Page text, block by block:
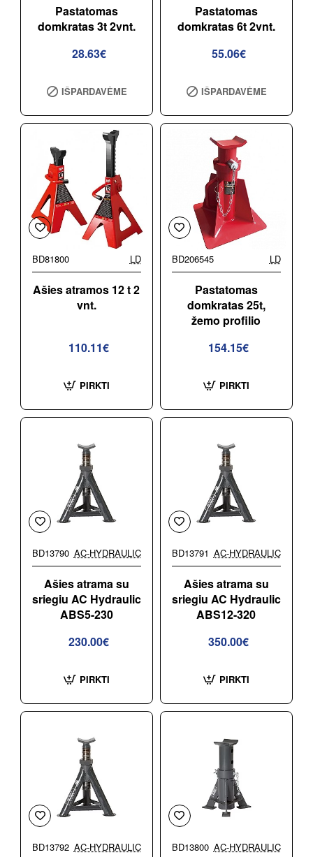
Pastatomas
domkratas 3t 2vnt.
28.63€
IŠPARDAVĖME
Pastatomas
domkratas 6t 2vnt.
55.06€
IŠPARDAVĖME
BD81800 LD
Ašies atramos 12 t 2
vnt.
110.11€
PIRKTI
BD206545 LD
Pastatomas
domkratas 25t,
žemo profilio
154.15€
PIRKTI
BD13790 AC-HYDRAULIC
Ašies atrama su
sriegiu AC Hydraulic
ABS5-230
230.00€
PIRKTI
BD13791 AC-HYDRAULIC
Ašies atrama su
sriegiu AC Hydraulic
ABS12-320
350.00€
PIRKTI
BD13792 AC-HYDRAULIC BD13800 AC-HYDRAULIC